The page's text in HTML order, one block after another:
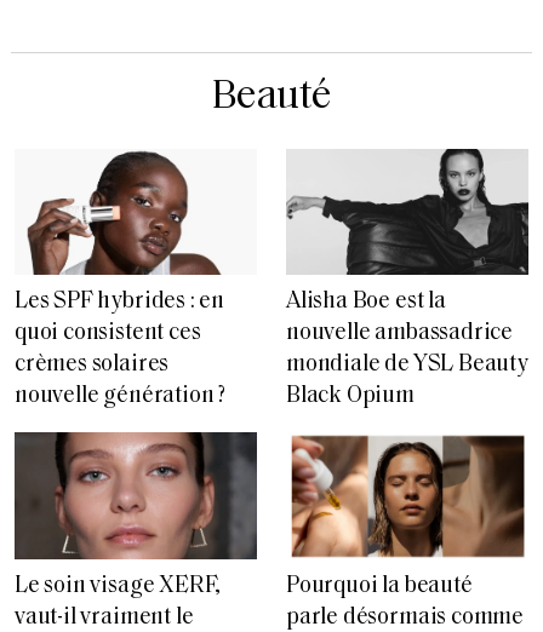
Beauté
Les SPF hybrides : en
quoi consistent ces
crèmes solaires
nouvelle génération ?
Alisha Boe est la
nouvelle ambassadrice
mondiale de YSL Beauty
Black Opium
Le soin visage XERF,
vaut-il vraiment le
Pourquoi la beauté
parle désormais comme